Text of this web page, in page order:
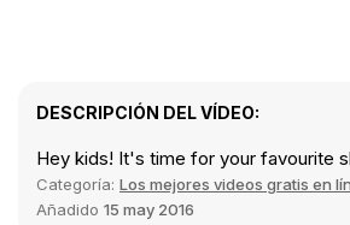
DESCRIPCIÓN DEL VÍDEO:
Hey kids! It's time for your favourite
Categoría: Los mejores videos gratis en
Añadido 15 may 2016